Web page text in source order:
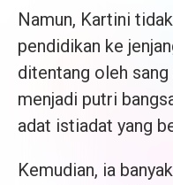
Namun, Kartini
pendidikan ke
ditentang oleh
menjadi putri
adat istiadat yang
Kemudian, ia